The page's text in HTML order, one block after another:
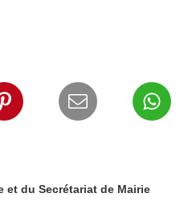
et du Secrétariat de Mairie